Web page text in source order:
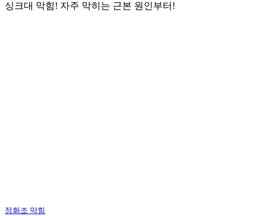
싱크대 막힘! 자주 막히는 근본 원인부터!
정화조 막힘